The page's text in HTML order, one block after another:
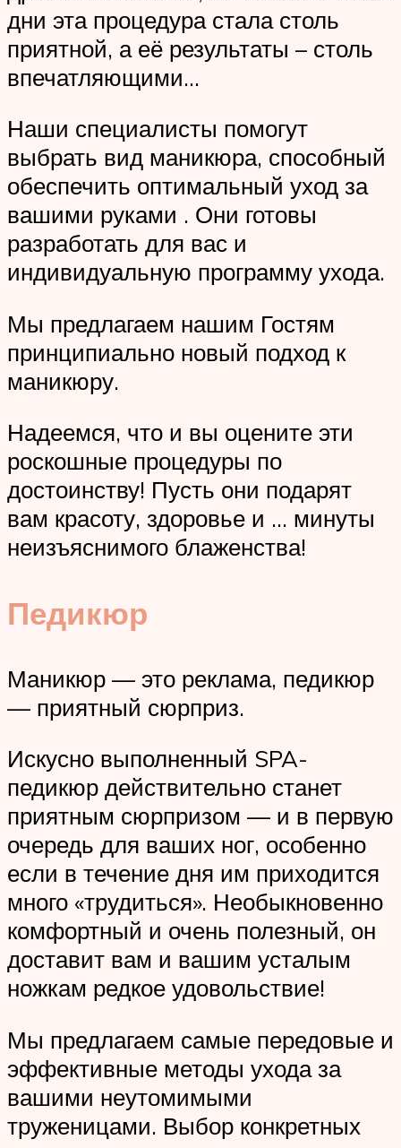
дни эта процедура стала столь
приятной, а её результаты – столь
впечатляющими…
Наши специалисты помогут
выбрать вид маникюра, способный
обеспечить оптимальный уход за
вашими руками . Они готовы
разработать для вас и
индивидуальную программу ухода.
Мы предлагаем нашим Гостям
принципиально новый подход к
маникюру.
Надеемся, что и вы оцените эти
роскошные процедуры по
достоинству! Пусть они подарят
вам красоту, здоровье и … минуты
неизъяснимого блаженства!
Педикюр
Маникюр — это реклама, педикюр
— приятный сюрприз.
Искусно выполненный SPA-
педикюр действительно станет
приятным сюрпризом — и в первую
очередь для ваших ног, особенно
если в течение дня им приходится
много «трудиться». Необыкновенно
комфортный и очень полезный, он
доставит вам и вашим усталым
ножкам редкое удовольствие!
Мы предлагаем самые передовые и
эффективные методы ухода за
вашими неутомимыми
труженицами. Выбор конкретных